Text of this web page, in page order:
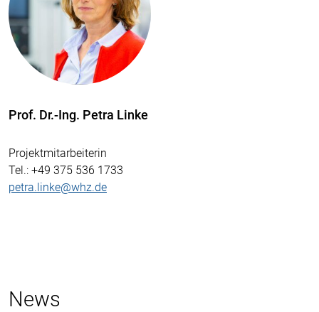
Prof. Dr.-Ing. Petra Linke
Projektmitarbeiterin
Tel.: +49 375 536 1733
petra.linke@whz.de
News